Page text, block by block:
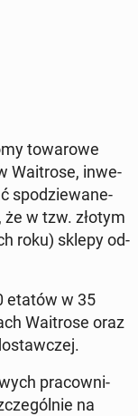
to­wa­ro­we
Wa­itro­se, in­we­
spo­dzie­wa­ne­
w tzw. złotym
roku) sklepy od­
etatów w 35
Wa­itro­se oraz
pra­cow­ni­
na